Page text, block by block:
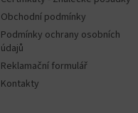
Obchodní podmínky
Podmínky ochrany osobních
údajů
Reklamační formulář
Kontakty